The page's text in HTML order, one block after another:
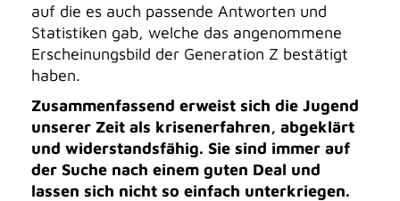
auf die es auch passende Antworten und
Statistiken gab, welche das angenommene
Erscheinungsbild der Generation Z bestätigt
haben.
Zusammenfassend erweist sich die Jugend
unserer Zeit als krisenerfahren, abgeklärt
und widerstandsfähig. Sie sind immer auf
der Suche nach einem guten Deal und
lassen sich nicht so einfach unterkriegen.